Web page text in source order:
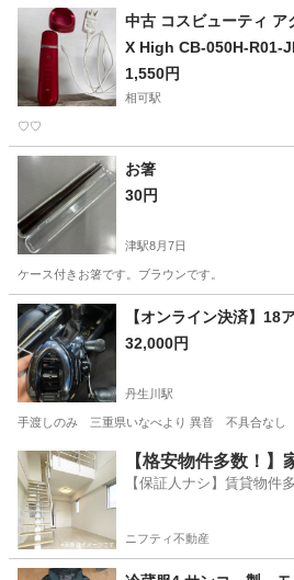
三重 津市 伊勢上野駅 プ
中古 コスビューティ ア
X High CB-050H-R01-
1,550円
相可駅
♡♡
三重 松阪市 相可駅
お箸
30円
津駅8月7日
ケース付きお箸です。ブラウンです。
三重 津市 津駅 その他
【オンライン決済】18
32,000円
丹生川駅
手渡しのみ 三重県いなべより 異音 不具合なし
三重 いなべ市 丹生川駅 その他
【格安物件多数！】
【保証人ナシ】賃貸物件
ニフティ不動産